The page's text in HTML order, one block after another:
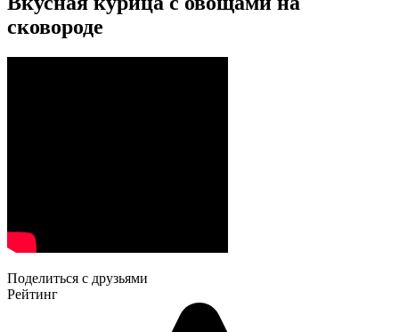
сковороде
Поделиться с друзьями
Рейтинг